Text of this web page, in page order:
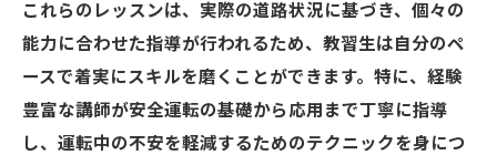
これらのレッスンは、実際の道路状況に基づき、個々の
能力に合わせた指導が行われるため、教習生は自分のペ
ースで着実にスキルを磨くことができます。特に、経験
豊富な講師が安全運転の基礎から応用まで丁寧に指導
し、運転中の不安を軽減するためのテクニックを身につ